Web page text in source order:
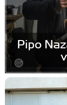
Pipo